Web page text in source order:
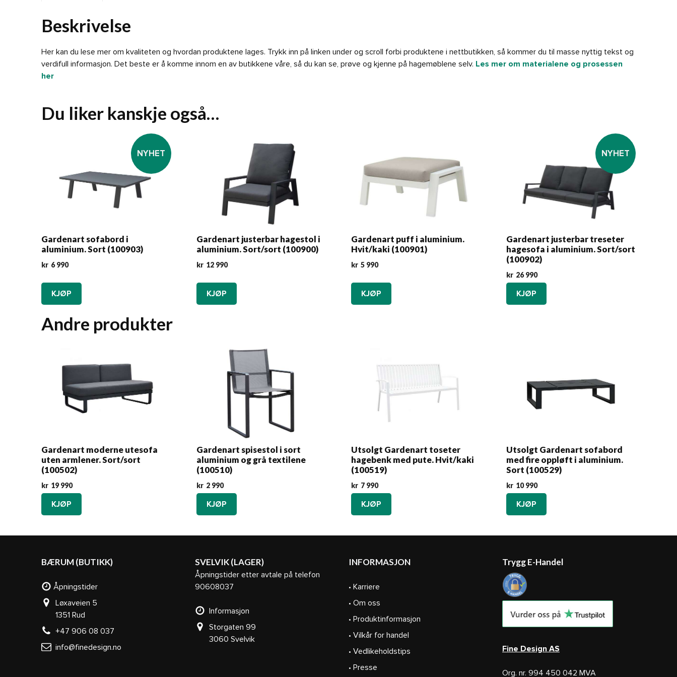
Beskrivelse
Her kan du lese mer om kvaliteten og hvordan produktene lages. Trykk inn på linken under og scroll forbi produktene i nettbutikken, så kommer du til masse nyttig tekst og
verdifull informasjon. Det beste er å komme innom en av butikkene våre, så du kan se, prøve og kjenne på hagemøblene selv. Les mer om materialene og prosessen
her
Du liker kanskje også…
NYHET
Gardenart sofabord i
aluminium. Sort (100903)
kr 6 990
KJØP
Gardenart justerbar hagestol i
aluminium. Sort/sort (100900)
kr 12 990
KJØP
Gardenart puff i aluminium.
Hvit/kaki (100901)
kr 5 990
KJØP
NYHET
Gardenart justerbar treseter
hagesofa i aluminium. Sort/sort
(100902)
kr 26 990
KJØP
Andre produkter
Gardenart moderne utesofa
uten armlener. Sort/sort
(100502)
kr 19 990
KJØP
Gardenart spisestol i sort
aluminium og grå textilene
(100510)
kr 2 990
KJØP
Utsolgt Gardenart toseter
hagebenk med pute. Hvit/kaki
(100519)
kr 7 990
KJØP
Utsolgt Gardenart sofabord
med fire oppløft i aluminium.
Sort (100529)
kr 10 990
KJØP
BÆRUM (BUTIKK)
Åpningstider
Løxaveien 5
1351 Rud
+47 906 08 037
info@finedesign.no
SVELVIK (LAGER)
Åpningstider etter avtale på telefon
90608037
Informasjon
Storgaten 99
3060 Svelvik
INFORMASJON
• Karriere
• Om oss
• Produktinformasjon
• Vilkår for handel
• Vedlikeholdstips
• Presse
Trygg E-Handel
Fine Design AS
Org. nr. 994 450 042 MVA